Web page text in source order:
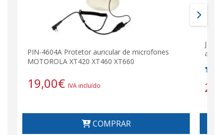
PIN-4604A Protetor auricular de microfones
MOTOROLA XT420 XT460 XT660
19,00€ IVA incluído
COMPRAR